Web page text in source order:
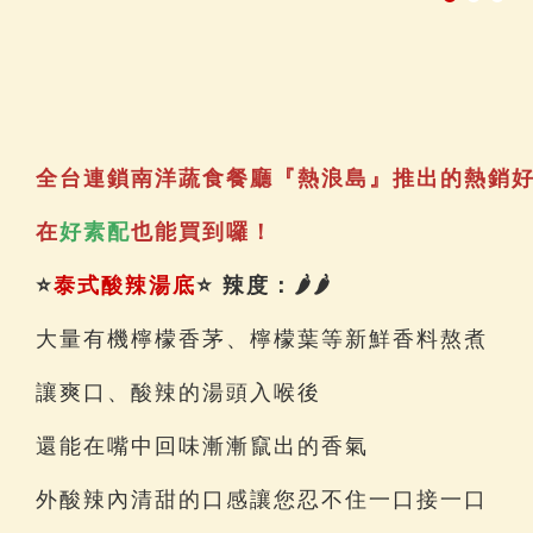
全台連鎖南洋蔬食餐廳『熱浪島』推出的熱銷
在好素配也能買到囉！
⭐泰式酸辣湯底⭐ 辣度： 🌶🌶
大量有機檸檬香茅、檸檬葉等新鮮香料熬煮
讓爽口、酸辣的湯頭入喉後
還能在嘴中回味漸漸竄出的香氣
外酸辣內清甜的口感讓您忍不住一口接一口